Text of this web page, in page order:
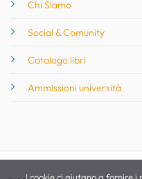
Chi Siamo
Social & Comunity
Catalogo libri
Ammissioni università
I cookie ci aiutano a fornire i